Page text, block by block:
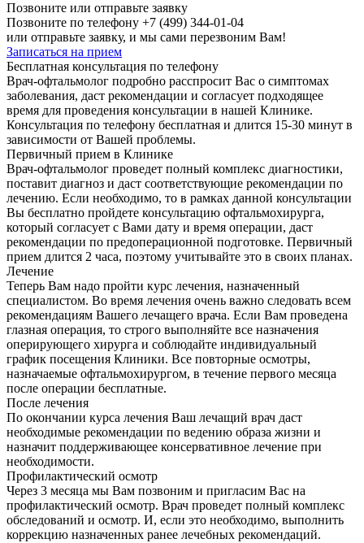
Позвоните или отправьте заявку
Позвоните по телефону +7 (499) 344-01-04
или отправьте заявку, и мы сами перезвоним Вам!
Записаться на прием
Бесплатная консультация по телефону
Врач-офтальмолог подробно расспросит Вас о симптомах
заболевания, даст рекомендации и согласует подходящее
время для проведения консультации в нашей Клинике.
Консультация по телефону бесплатная и длится 15-30 минут в
зависимости от Вашей проблемы.
Первичный прием в Клинике
Врач-офтальмолог проведет полный комплекс диагностики,
поставит диагноз и даст соответствующие рекомендации по
лечению. Если необходимо, то в рамках данной консультации
Вы бесплатно пройдете консультацию офтальмохирурга,
который согласует с Вами дату и время операции, даст
рекомендации по предоперационной подготовке. Первичный
прием длится 2 часа, поэтому учитывайте это в своих планах.
Лечение
Теперь Вам надо пройти курс лечения, назначенный
специалистом. Во время лечения очень важно следовать всем
рекомендациям Вашего лечащего врача. Если Вам проведена
глазная операция, то строго выполняйте все назначения
оперирующего хирурга и соблюдайте индивидуальный
график посещения Клиники. Все повторные осмотры,
назначаемые офтальмохирургом, в течение первого месяца
после операции бесплатные.
После лечения
По окончании курса лечения Ваш лечащий врач даст
необходимые рекомендации по ведению образа жизни и
назначит поддерживающее консервативное лечение при
необходимости.
Профилактический осмотр
Через 3 месяца мы Вам позвоним и пригласим Вас на
профилактический осмотр. Врач проведет полный комплекс
обследований и осмотр. И, если это необходимо, выполнить
коррекцию назначенных ранее лечебных рекомендаций.